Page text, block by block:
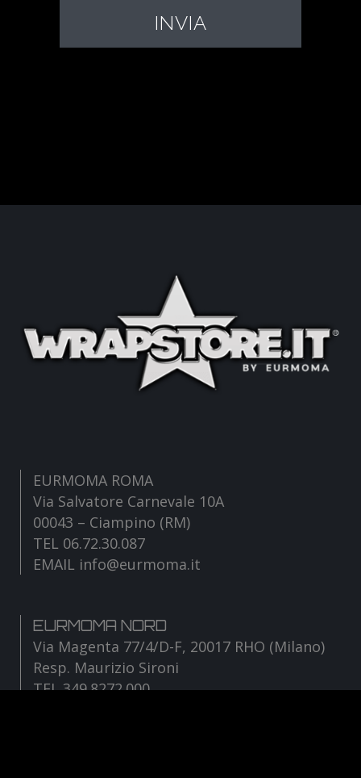
EURMOMA ROMA
Via Salvatore Carnevale 10A
00043 – Ciampino (RM)
TEL 06.72.30.087
EMAIL info@eurmoma.it
EURMOMA NORD
Via Magenta 77/4/D-F, 20017 RHO (Milano)
Resp. Maurizio Sironi
TEL 349.8272.000